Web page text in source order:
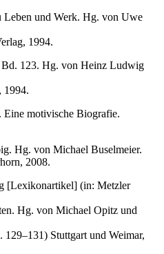
und Werk. Hg. von Uwe
1994.
123. Hg. von Heinz Ludwig
1994.
motivische Biografie.
Hg. von Michael Buselmeier.
2008.
[Lexikonartikel] (in: Metzler
Hg. von Michael Opitz und
Stuttgart und Weimar,